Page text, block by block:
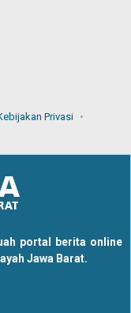
Privasi
portal berita online
Jawa Barat.